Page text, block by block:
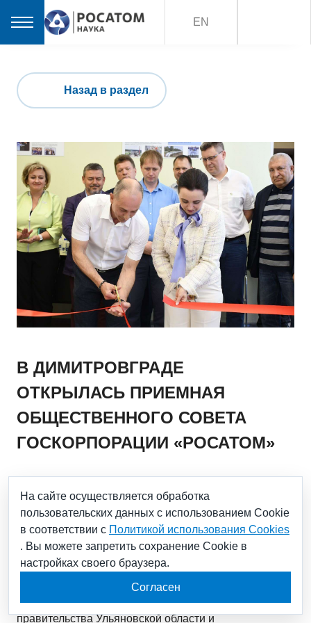
EN
Назад в раздел
В ДИМИТРОВГРАДЕ
ОТКРЫЛАСЬ ПРИЕМНАЯ
ОБЩЕСТВЕННОГО СОВЕТА
ГОСКОРПОРАЦИИ «РОСАТОМ»
18.07.2023
18 июля 2023 года в Димитровграде открылась
приемная Общественного совета Госкорпорации
«Росатом».
На мероприятие были приглашены представители
Госкорпорации «Росатом», ее организаций,
правительства Ульяновской области и
На сайте осуществляется обработка
пользовательских данных с использованием Cookie
в соответствии с Политикой использования Cookies
. Вы можете запретить сохранение Cookie в
настройках своего браузера.
Согласен